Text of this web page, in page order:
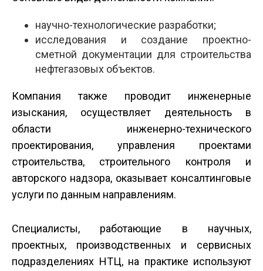
научно-технологические разработки;
исследования и создание проектно-
сметной документации для строительства
нефтегазовых объектов.
Компания также проводит инженерные
изыскания, осуществляет деятельность в
области инженерно-технического
проектирования, управления проектами
строительства, строительного контроля и
авторского надзора, оказывает консалтинговые
услуги по данным направлениям.
Специалисты, работающие в научных,
проектных, производственных и сервисных
подразделениях НТЦ, на практике используют